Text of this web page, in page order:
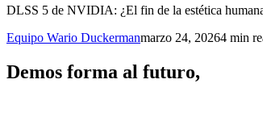
DLSS 5 de NVIDIA: ¿El fin de la estética
Equipo Wario Duckermanmarzo 24, 20264 min
Demos forma al futuro,